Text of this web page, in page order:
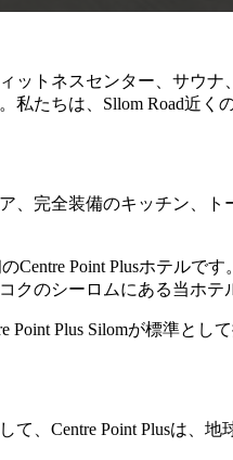
トネスセンター、サウ
たちは、Sllom Road近
完全装備のキッチン、
Centre Point Plusホテル
のシーロムにある当ホテ
Plus Silomが標準と
、Centre Point Plusは、